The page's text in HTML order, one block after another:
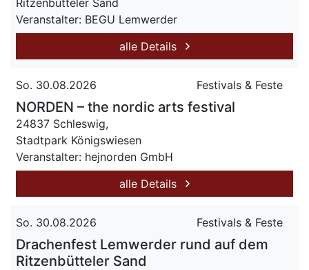
Ritzenbütteler Sand
Veranstalter: BEGU Lemwerder
alle Details
So. 30.08.2026 Festivals & Feste
NORDEN – the nordic arts festival
24837 Schleswig,
Stadtpark Königswiesen
Veranstalter: hejnorden GmbH
alle Details
So. 30.08.2026 Festivals & Feste
Drachenfest Lemwerder rund auf dem
Ritzenbütteler Sand